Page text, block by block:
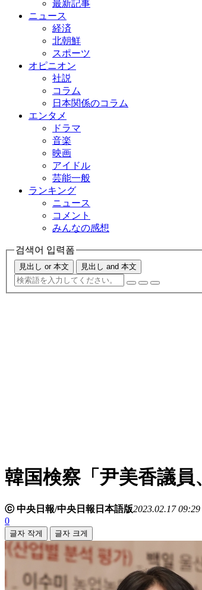
最新記事
ニュース
経済
北朝鮮
スポーツ
オピニオン
社説
コラム
日本関係のコラム
エンタメ
ドラマ
音楽
映画
アイドル
芸能一般
ランキング
ニュース
コメント
みんなの感想
검색어 입력폼
見出し or 本文 見出し and 本文
韓国検察「尹美香議
ⓒ 中央日報/中央日報日本語版2023.02.17 09:29
0
글자 작게 글자 크게